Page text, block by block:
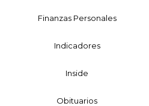
Finanzas Personales
Indicadores
Inside
Obituarios